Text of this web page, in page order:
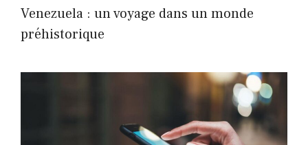
Venezuela : un voyage dans un monde
préhistorique